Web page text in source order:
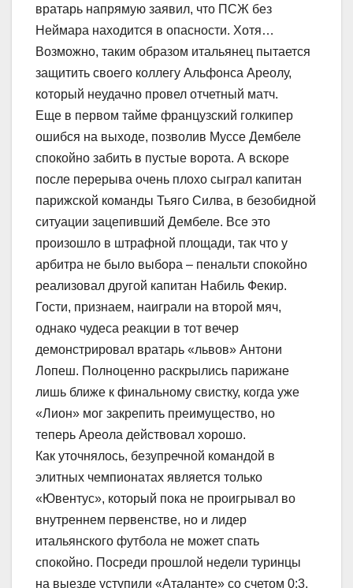
вратарь напрямую заявил, что ПСЖ без
Неймара находится в опасности. Хотя…
Возможно, таким образом итальянец пытается
защитить своего коллегу Альфонса Ареолу,
который неудачно провел отчетный матч.
Еще в первом тайме французский голкипер
ошибся на выходе, позволив Муссе Дембеле
спокойно забить в пустые ворота. А вскоре
после перерыва очень плохо сыграл капитан
парижской команды Тьяго Силва, в безобидной
ситуации зацепивший Дембеле. Все это
произошло в штрафной площади, так что у
арбитра не было выбора – пенальти спокойно
реализовал другой капитан Набиль Фекир.
Гости, признаем, наиграли на второй мяч,
однако чудеса реакции в тот вечер
демонстрировал вратарь «львов» Антони
Лопеш. Полноценно раскрылись парижане
лишь ближе к финальному свистку, когда уже
«Лион» мог закрепить преимущество, но
теперь Ареола действовал хорошо.
Как уточнялось, безупречной командой в
элитных чемпионатах является только
«Ювентус», который пока не проигрывал во
внутреннем первенстве, но и лидер
итальянского футбола не может спать
спокойно. Посреди прошлой недели туринцы
на выезде уступили «Аталанте» со счетом 0:3,